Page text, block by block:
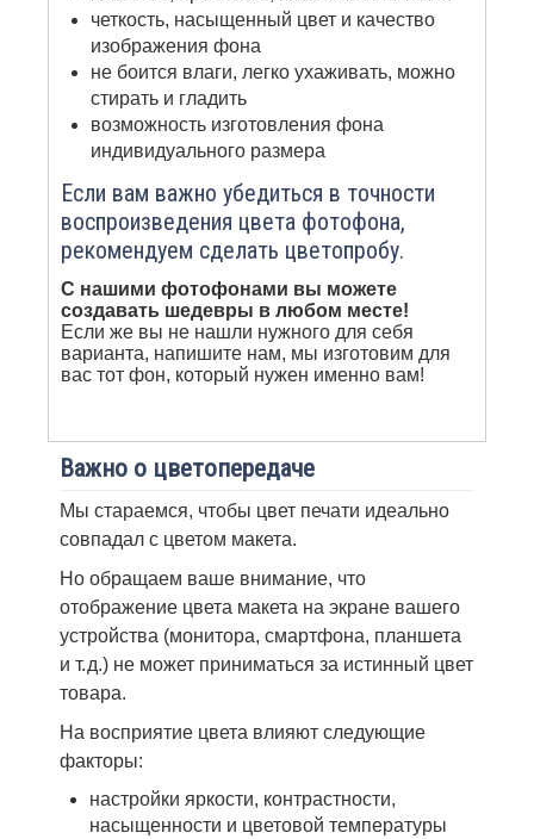
четкость, насыщенный цвет и качество
изображения фона
не боится влаги, легко ухаживать, можно
стирать и гладить
возможность изготовления фона
индивидуального размера
Если вам важно убедиться в точности
воспроизведения цвета фотофона,
рекомендуем сделать цветопробу.
С нашими фотофонами вы можете
создавать шедевры в любом месте!
Если же вы не нашли нужного для себя
варианта, напишите нам, мы изготовим для
вас тот фон, который нужен именно вам!
Важно о цветопередаче
Мы стараемся, чтобы цвет печати идеально
совпадал с цветом макета.
Но обращаем ваше внимание, что
отображение цвета макета на экране вашего
устройства (монитора, смартфона, планшета
и т. д.) не может приниматься за истинный цвет
товара.
На восприятие цвета влияют следующие
факторы:
настройки яркости, контрастности,
насыщенности и цветовой температуры